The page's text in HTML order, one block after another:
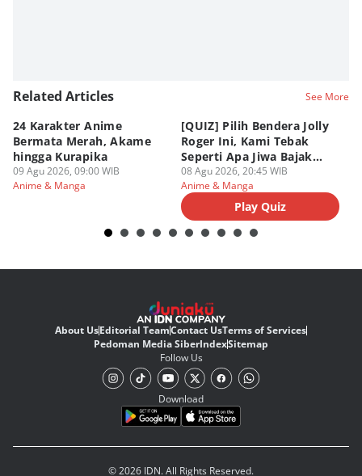
Related Articles See More
24 Karakter Anime
Bermata Merah, Akame
hingga Kurapika
09 Agu 2026, 09:00 WIB
Anime & Manga
[QUIZ] Pilih Bendera Jolly
Roger Ini, Kami Tebak
Seperti Apa Jiwa Bajak
Laut Dalam Dirimu
08 Agu 2026, 20:45 WIB
Anime & Manga
Play Quiz
About UsEditorial TeamContact UsTerms of Services
Pedoman Media SiberIndexSitemap
Follow Us
Download
© 2026 IDN. All Rights Reserved.